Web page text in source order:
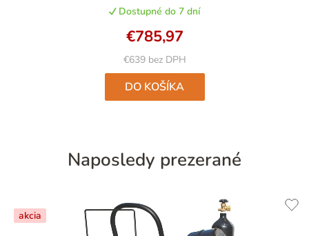
Dostupné do 7 dní
€639 bez DPH
€785,97
DO KOŠÍKA
Naposledy prezerané
akcia